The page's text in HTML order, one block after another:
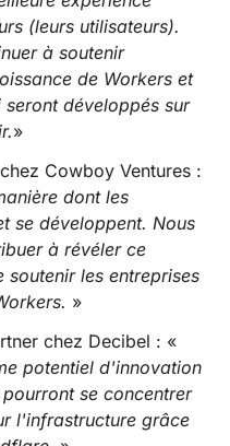
(leurs utilisateurs).
à soutenir
de Workers et
développés sur
»
Cowboy Ventures :
dont les
se développent. Nous
à révéler ce
les entreprises
»
chez Decibel : «
potentiel d'innovation
se concentrer
l'infrastructure grâce